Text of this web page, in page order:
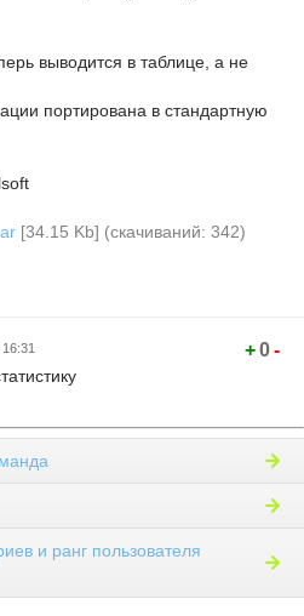
выводится в таблице, а не
портирована в стандартную
[34.15 Kb] (cкачиваний: 342)
16:31 +0-
и ранг пользователя